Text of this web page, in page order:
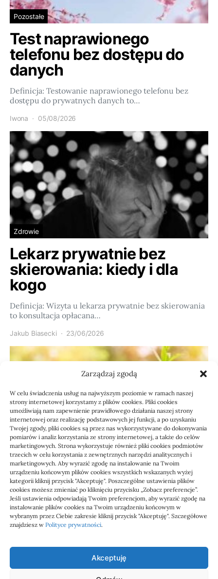
Zarządzaj zgodą
W celu świadczenia usług na najwyższym poziomie w ramach naszej
strony internetowej korzystamy z plików cookies. Pliki cookies
umożliwiają nam zapewnienie prawidłowego działania naszej strony
internetowej oraz realizację podstawowych jej funkcji, a po uzyskaniu
Twojej zgody, pliki cookies są przez nas wykorzystywane do dokonywania
pomiarów i analiz korzystania ze strony internetowej, a także do celów
marketingowych. Strona wykorzystuje również pliki cookies podmiotów
trzecich w celu korzystania z zewnętrznych narzędzi analitycznych i
marketingowych. Aby wyrazić zgodę na instalowanie na Twoim
urządzeniu końcowym plików cookies wszystkich wskazanych wyżej
kategorii kliknij przycisk "Akceptuję". Poszczególne ustawienia plików
cookies możesz zmieniać po kliknięciu przycisku „Zobacz preferencje”.
Jeśli ustawienia odpowiadają Twoim preferencjom, aby wyrazić zgodę na
instalowanie plików cookies na Twoim urządzeniu końcowym w
wybranym przez Ciebie zakresie kliknij przycisk "Akceptuję". Szczegółowe
znajdziesz w Polityce prywatności.
Akceptuję
Pozostałe
Test naprawionego
telefonu bez dostępu do
danych
Definicja: Testowanie naprawionego telefonu bez
dostępu do prywatnych danych to…
Iwona 05/08/2026
Zdrowie
Lekarz prywatnie bez
skierowania: kiedy i dla
kogo
Definicja: Wizyta u lekarza prywatnie bez skierowania
to konsultacja opłacana…
Jakub Biasecki 23/06/2026
Usługi
Jak sprawdzić przejęcie
zaległości przez biuro
Definicja: Weryfikacja, czy nowe biuro rachunkowe
przejmie zaległości w dokumentach,…